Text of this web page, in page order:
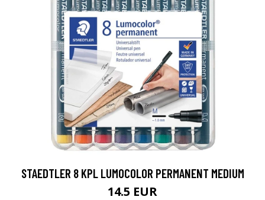
STAEDTLER 8 KPL LUMOCOLOR PERMANENT MEDIUM
14.5 EUR